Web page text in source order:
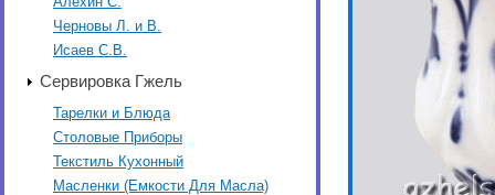
Черновы Л. и В.
Исаев С.В.
Сервировка Гжель
Тарелки и Блюда
Столовые Приборы
Текстиль Кухонный
Масленки (Емкости Для Масла)